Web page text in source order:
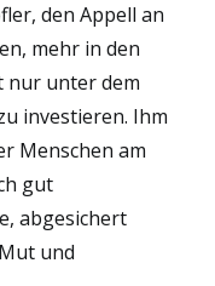
den Appell an
mehr in den
nur unter dem
investieren. Ihm
Menschen am
gut
abgesichert
und